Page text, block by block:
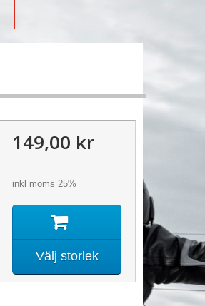
149,00 kr
inkl moms 25%
Välj storlek